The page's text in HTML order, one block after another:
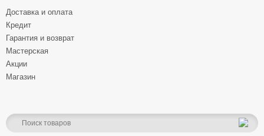
Доставка и оплата
Кредит
Гарантия и возврат
Мастерская
Акции
Магазин